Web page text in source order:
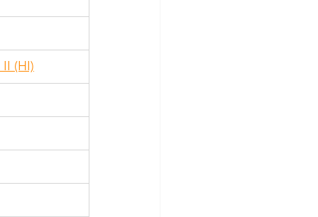
(HI)